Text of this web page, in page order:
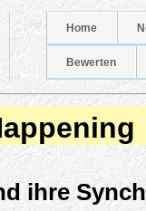
Home
Bewerten
ihre